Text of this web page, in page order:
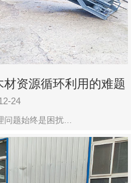
资源循环利用的难题
24
问题始终是困扰…